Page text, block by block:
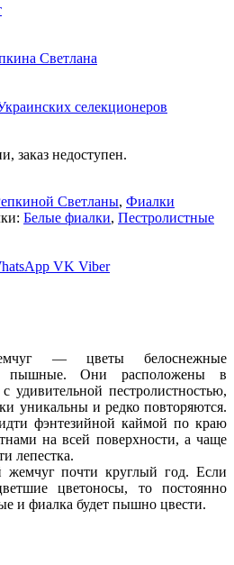
Светлана
селекционеров
заказ недоступен.
Светланы, Фиалки
Белые фиалки, Пестролистные
VK Viber
— цветы белоснежные
пышные. Они расположены в
удивительной пестролистностью,
уникальны и редко повторяются.
фэнтезийной каймой по краю
на всей поверхности, а чаще
лепестка.
жемчуг почти круглый год. Если
цветоносы, то постоянно
и фиалка будет пышно цвести.